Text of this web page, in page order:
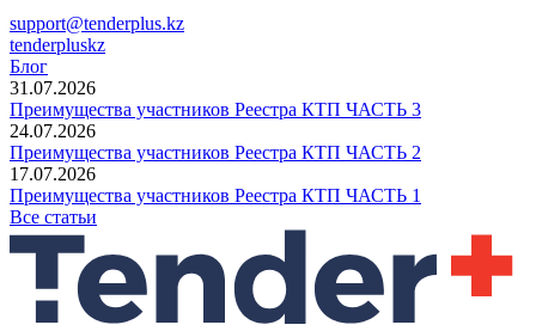
support@tenderplus.kz
tenderpluskz
Блог
31.07.2026
Преимущества участников Реестра КТП ЧАСТЬ 3
24.07.2026
Преимущества участников Реестра КТП ЧАСТЬ 2
17.07.2026
Преимущества участников Реестра КТП ЧАСТЬ 1
Все статьи